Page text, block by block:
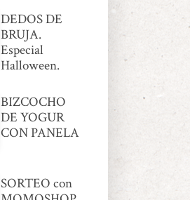
DEDOS DE
BRUJA.
Especial
Halloween.
BIZCOCHO
DE YOGUR
CON PANELA
SORTEO con